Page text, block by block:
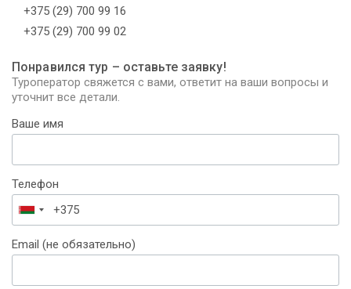
+375 (29) 700 99 16
+375 (29) 700 99 02
Понравился тур – оставьте заявку!
Туроператор свяжется с вами, ответит на ваши вопросы и
уточнит все детали.
Ваше имя
Телефон
Беларусь
+375
Email (не обязательно)